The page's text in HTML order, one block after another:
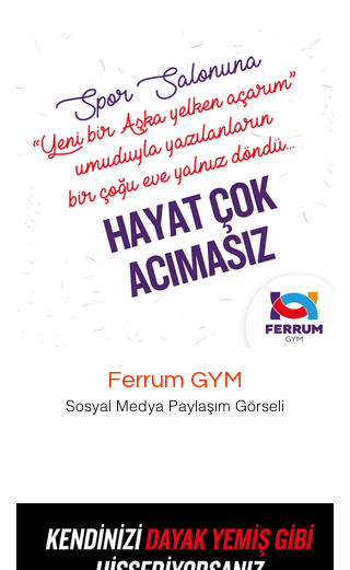
Ferrum GYM
Sosyal Medya Paylaşım Görseli